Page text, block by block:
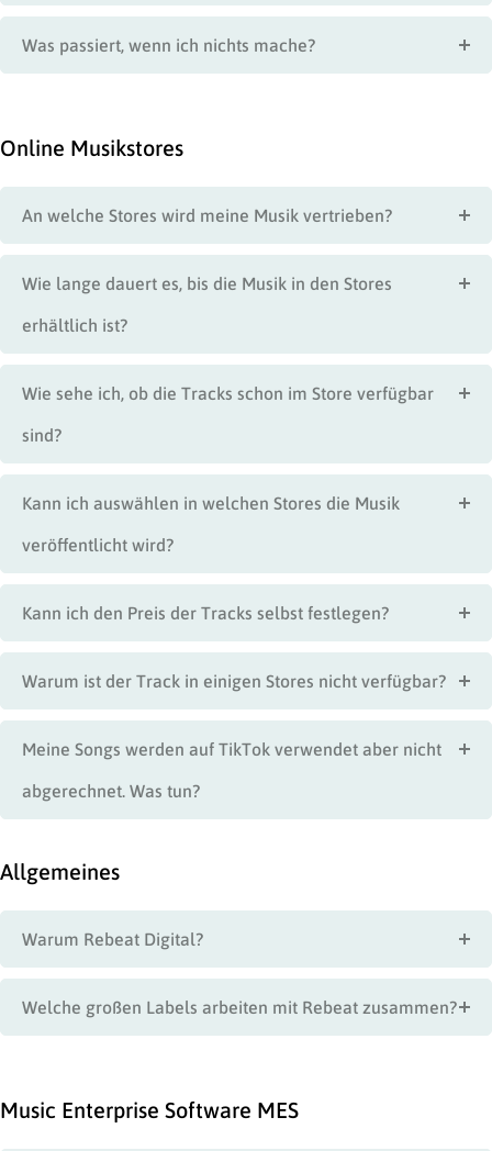
Was passiert, wenn ich nichts mache?
Online Musikstores
An welche Stores wird meine Musik vertrieben?
Wie lange dauert es, bis die Musik in den Stores
erhältlich ist?
Wie sehe ich, ob die Tracks schon im Store verfügbar
sind?
Kann ich auswählen in welchen Stores die Musik
veröffentlicht wird?
Kann ich den Preis der Tracks selbst festlegen?
Warum ist der Track in einigen Stores nicht verfügbar?
Meine Songs werden auf TikTok verwendet aber nicht
abgerechnet. Was tun?
Allgemeines
Warum Rebeat Digital?
Welche großen Labels arbeiten mit Rebeat zusammen?
Music Enterprise Software MES